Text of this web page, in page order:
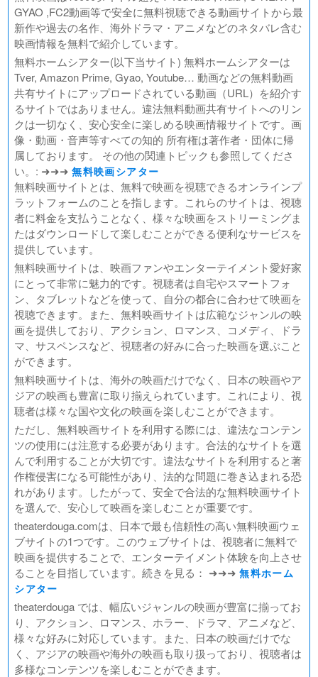
範馬刃牙VSケンガンアシュラ
一月の声に歓びを刻め
PLAY! ～勝つとか負けるとかは、どーでもよくて～
ULTRAMAN： RISING
BLAME!（ブラム）
ゴールデンカムイ
FUKUYAMA MASAHARU LIVE FILM 言霊の幸わう夏
@NIPPON BUDOKAN 2023
春の画 SHUNGA
熱のあとに
Civil War（原題）
翔んで埼玉 ～琵琶湖より愛をこめて～
GYAO ,FC2動画等で安全に無料視聴できる動画サイトから最
新作や過去の名作、海外ドラマ・アニメなどのネタバレ含む
映画情報を無料で紹介しています。
無料ホームシアター(以下当サイト) 無料ホームシアターは
Tver, Amazon Prime, Gyao, Youtube… 動画などの無料動画
共有サイトにアップロードされている動画（URL）を紹介す
るサイトではありません。違法無料動画共有サイトへのリン
クは一切なく、安心安全に楽しめる映画情報サイトです。画
像・動画・音声等すべての知的 所有権は著作者・団体に帰
属しております。 その他の関連トピックも参照してくださ
い。: ➜➜➜無料映画シアター
無料映画サイトとは、無料で映画を視聴できるオンラインプ
ラットフォームのことを指します。これらのサイトは、視聴
者に料金を支払うことなく、様々な映画をストリーミングま
たはダウンロードして楽しむことができる便利なサービスを
提供しています。
無料映画サイトは、映画ファンやエンターテイメント愛好家
にとって非常に魅力的です。視聴者は自宅やスマートフォ
ン、タブレットなどを使って、自分の都合に合わせて映画を
視聴できます。また、無料映画サイトは広範なジャンルの映
画を提供しており、アクション、ロマンス、コメディ、ドラ
マ、サスペンスなど、視聴者の好みに合った映画を選ぶこと
ができます。
無料映画サイトは、海外の映画だけでなく、日本の映画やア
ジアの映画も豊富に取り揃えられています。これにより、視
聴者は様々な国や文化の映画を楽しむことができます。
ただし、無料映画サイトを利用する際には、違法なコンテン
ツの使用には注意する必要があります。合法的なサイトを選
んで利用することが大切です。違法なサイトを利用すると著
作権侵害になる可能性があり、法的な問題に巻き込まれる恐
れがあります。したがって、安全で合法的な無料映画サイト
を選んで、安心して映画を楽しむことが重要です。
theaterdouga.comは、日本で最も信頼性の高い無料映画ウェ
ブサイトの1つです。このウェブサイトは、視聴者に無料で
映画を提供することで、エンターテイメント体験を向上させ
ることを目指しています。続きを見る： ➜➜➜無料ホーム
シアター
theaterdouga では、幅広いジャンルの映画が豊富に揃ってお
り、アクション、ロマンス、ホラー、ドラマ、アニメなど、
様々な好みに対応しています。また、日本の映画だけでな
く、アジアの映画や海外の映画も取り扱っており、視聴者は
多様なコンテンツを楽しむことができます。